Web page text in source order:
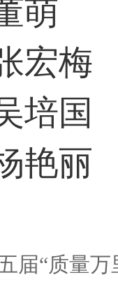
萌
梅
国
丽
届“质量万